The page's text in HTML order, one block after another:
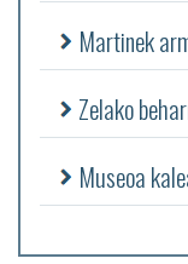
Martinek
Zelako
Museoa